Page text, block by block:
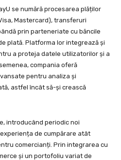
se numără procesarea plăților
Mastercard), transferuri
prin parteneriate cu băncile
plată. Platforma lor integrează și
a proteja datele utilizatorilor și a
compania oferă
pentru analiza și
astfel încât să-și crească
introducând periodic noi
de cumpărare atât
comercianți. Prin integrarea cu
și un portofoliu variat de